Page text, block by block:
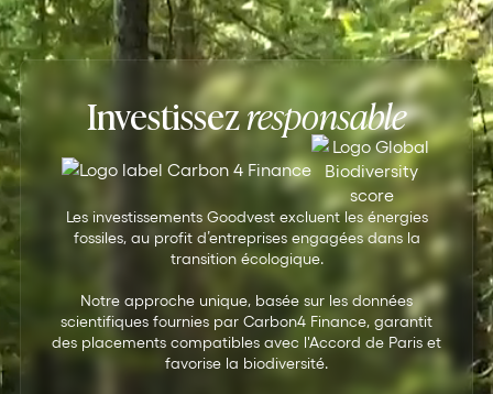
Investissezresponsable
Les investissements Goodvest excluent les énergies
fossiles, au profit d’entreprises engagées dans la
transition écologique.
Notre approche unique, basée sur les données
scientifiques fournies par Carbon4 Finance, garantit
des placements compatibles avec l'Accord de Paris et
favorise la biodiversité.